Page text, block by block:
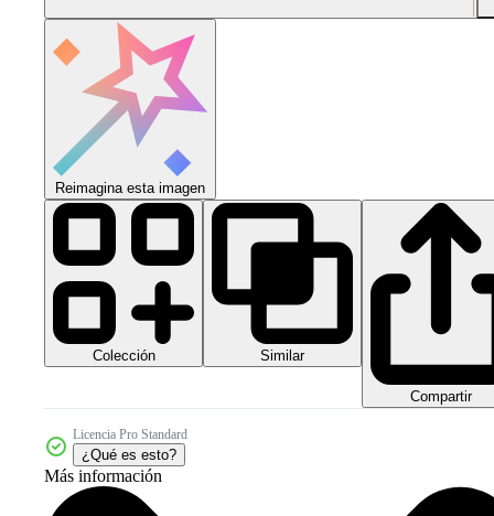
Reimagina esta imagen
Colección Similar
Compartir
Licencia Pro Standard
¿Qué es esto?
Más información